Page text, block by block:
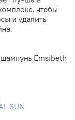
чтобы
и удалить
Emsibeth
SUN